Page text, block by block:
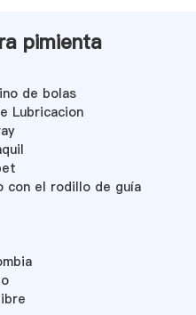
pimienta
de bolas
Lubricacion
con el rodillo de guía